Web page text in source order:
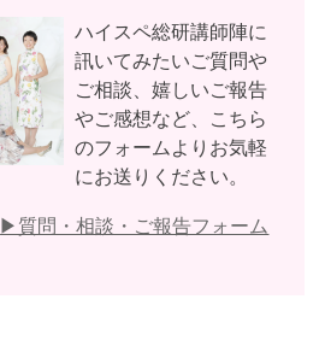
ハイスペ総研講師陣に
訊いてみたいご質問や
ご相談、嬉しいご報告
やご感想など、こちら
のフォームよりお気軽
にお送りください。
▶︎質問・相談・ご報告フォーム